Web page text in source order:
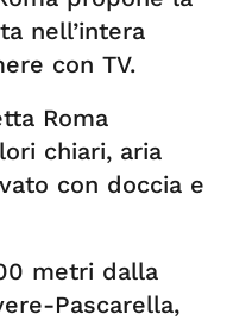
nell’intera
con TV.
Roma
chiari, aria
con doccia e
metri dalla
Pascarella,